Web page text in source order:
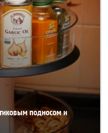
подносом и